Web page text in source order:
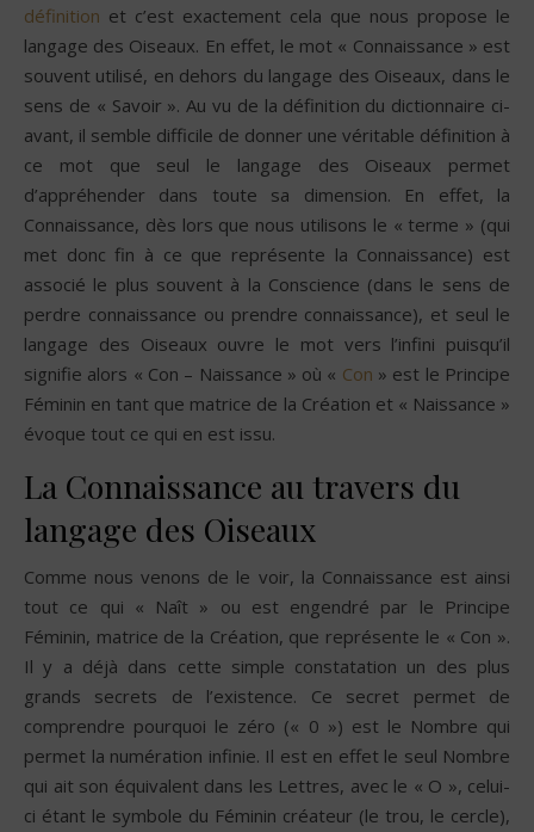
définition et c’est exactement cela que nous propose le
langage des Oiseaux. En effet, le mot « Connaissance » est
souvent utilisé, en dehors du langage des Oiseaux, dans le
sens de « Savoir ». Au vu de la définition du dictionnaire ci-
avant, il semble difficile de donner une véritable définition à
ce mot que seul le langage des Oiseaux permet
d’appréhender dans toute sa dimension. En effet, la
Connaissance, dès lors que nous utilisons le « terme » (qui
met donc fin à ce que représente la Connaissance) est
associé le plus souvent à la Conscience (dans le sens de
perdre connaissance ou prendre connaissance), et seul le
langage des Oiseaux ouvre le mot vers l’infini puisqu’il
signifie alors « Con – Naissance » où « Con » est le Principe
Féminin en tant que matrice de la Création et « Naissance »
évoque tout ce qui en est issu.
La Connaissance au travers du
langage des Oiseaux
Comme nous venons de le voir, la Connaissance est ainsi
tout ce qui « Naît » ou est engendré par le Principe
Féminin, matrice de la Création, que représente le « Con ».
Il y a déjà dans cette simple constatation un des plus
grands secrets de l’existence. Ce secret permet de
comprendre pourquoi le zéro (« 0 ») est le Nombre qui
permet la numération infinie. Il est en effet le seul Nombre
qui ait son équivalent dans les Lettres, avec le « O », celui-
ci étant le symbole du Féminin créateur (le trou, le cercle),